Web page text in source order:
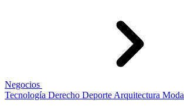
Negocios
Tecnología Derecho Deporte Arquitectura Moda